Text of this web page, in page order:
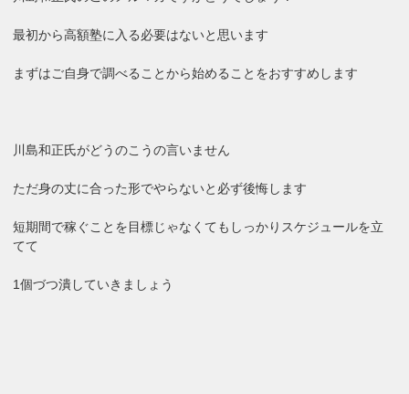
最初から高額塾に入る必要はないと思います
まずはご自身で調べることから始めることをおすすめします
川島和正氏がどうのこうの言いません
ただ身の丈に合った形でやらないと必ず後悔します
短期間で稼ぐことを目標じゃなくてもしっかりスケジュールを立
てて
1個づつ潰していきましょう